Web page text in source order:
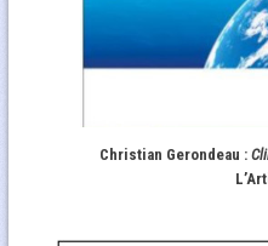
Christian Gerondeau :